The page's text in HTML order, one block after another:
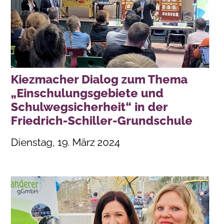
Kiezmacher Dialog zum Thema
„Einschulungsgebiete und
Schulwegsicherheit“ in der
Friedrich-Schiller-Grundschule
Dienstag, 19. März 2024